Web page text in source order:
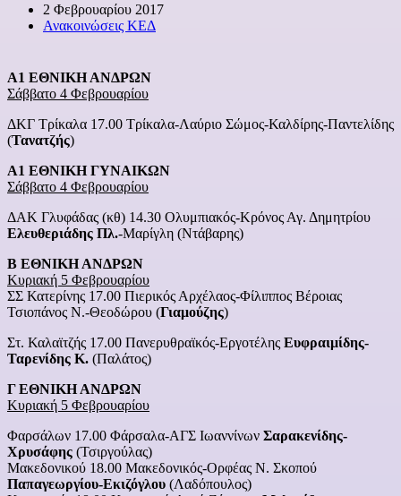
2 Φεβρουαρίου 2017
Ανακοινώσεις ΚΕΔ
Α1 ΕΘΝΙΚΗ ΑΝΔΡΩΝ
Σάββατο 4 Φεβρουαρίου
ΔΚΓ Τρίκαλα 17.00 Τρίκαλα-Λαύριο Σώμος-Καλδίρης-Παντελίδης
(Τανατζής)
Α1 ΕΘΝΙΚΗ ΓΥΝΑΙΚΩΝ
Σάββατο 4 Φεβρουαρίου
ΔΑΚ Γλυφάδας (κθ) 14.30 Ολυμπιακός-Κρόνος Αγ. Δημητρίου
Ελευθεριάδης Πλ.-Μαρίγλη (Ντάβαρης)
Β ΕΘΝΙΚΗ ΑΝΔΡΩΝ
Κυριακή 5 Φεβρουαρίου
ΣΣ Κατερίνης 17.00 Πιερικός Αρχέλαος-Φίλιππος Βέροιας
Τσιοπάνος Ν.-Θεοδώρου (Γιαμούζης)
Στ. Καλαϊτζής 17.00 Πανερυθραϊκός-Εργοτέλης Ευφραιμίδης-
Ταρενίδης Κ. (Παλάτος)
Γ ΕΘΝΙΚΗ ΑΝΔΡΩΝ
Κυριακή 5 Φεβρουαρίου
Φαρσάλων 17.00 Φάρσαλα-ΑΓΣ Ιωαννίνων Σαρακενίδης-
Χρυσάφης (Τσιργούλας)
Μακεδονικού 18.00 Μακεδονικός-Ορφέας Ν. Σκοπού
Παπαγεωργίου-Εκιζόγλου (Λαδόπουλος)